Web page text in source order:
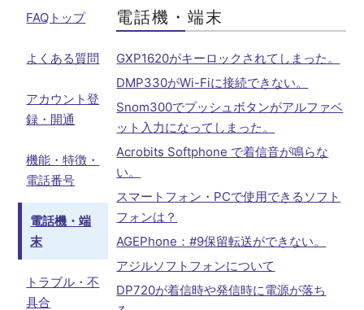
FAQトップ
よくある質問
アカウント登
録・開通
機能・特徴・
電話番号
電話機・端
末
トラブル・不
具合
電話機・端末
GXP1620がキーロックされてしまった。
DMP330がWi-Fiに接続できない。
Snom300でプッシュボタンがアルファベ
ット入力になってしまった。
Acrobits Softphone で着信音が鳴らな
い。
スマートフォン・PCで使用できるソフト
フォンは？
AGEPhone：#9保留転送ができない。
アジルソフトフォンについて
DP720が着信時や発信時に電源が落ち